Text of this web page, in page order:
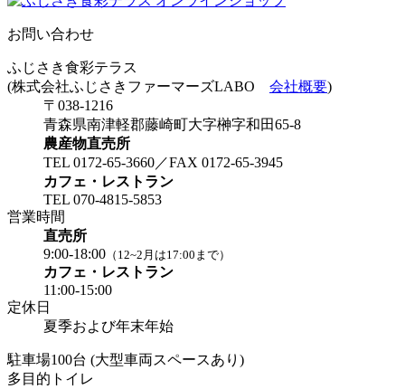
お問い合わせ
ふじさき食彩テラス
(株式会社ふじさきファーマーズLABO 会社概要)
〒038-1216
青森県南津軽郡藤崎町大字榊字和田65-8
農産物直売所
TEL 0172-65-3660／FAX 0172-65-3945
カフェ・レストラン
TEL 070-4815-5853
営業時間
直売所
9:00-18:00 （12~2月は17:00まで）
カフェ・レストラン
11:00-15:00
定休日
夏季および年末年始
駐車場100台 (大型車両スペースあり)
多目的トイレ